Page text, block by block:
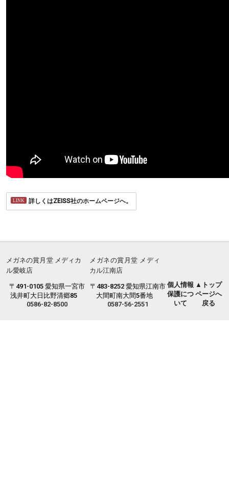
詳しくはZEISS社のホームページへ。
メガネの賞月堂 メディカ
ル愛岐店
〒491-0105 愛知県一宮市
浅井町大日比野清郷85
0586-82-8500
メガネの賞月堂 メディ
カル江南店
〒483-8252 愛知県江南市
大間町南大間5番地
0587-56-2551
個人情報
保護につ
いて
▲トップ
ページへ
戻る